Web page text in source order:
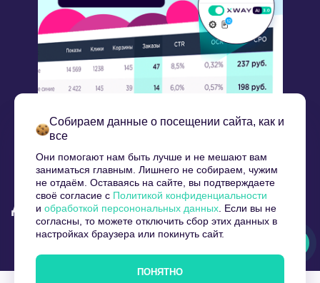
Собираем данные о посещении сайта, как и
все
Они помогают нам быть лучше и не мешают вам
заниматься главным. Лишнего не собираем, чужим
не отдаём. Оставаясь на сайте, вы подтверждаете
своё согласие с Политикой конфиденциальности
и обработкой персонональных данных . Если вы не
согласны, то можете отключить сбор этих данных в
настройках браузера или покинуть сайт.
ПОНЯТНО
Другие статьи по тегуWildberries